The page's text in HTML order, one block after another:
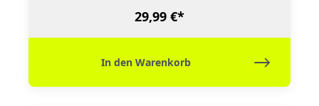
29,99 €*
In den Warenkorb